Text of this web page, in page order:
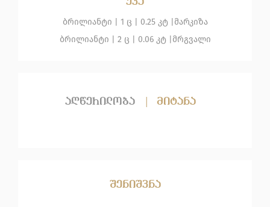
ბრილიანტი | 1 ც | 0.25 კტ | მარკიზა
ბრილიანტი | 2 ც | 0.06 კტ | მრგვალი
აღწერილობა მიტანა
შენიშვნა